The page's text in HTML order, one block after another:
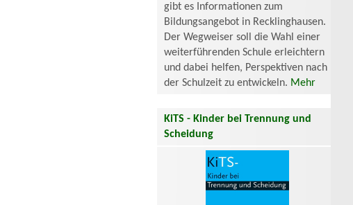
gibt es Informationen zum
Bildungsangebot in Recklinghausen.
Der Wegweiser soll die Wahl einer
weiterführenden Schule erleichtern
und dabei helfen, Perspektiven nach
der Schulzeit zu entwickeln. Mehr
KiTS - Kinder bei Trennung und
Scheidung